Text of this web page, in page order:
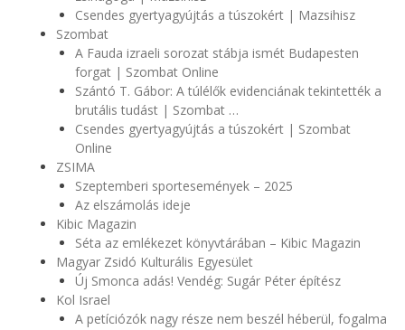
Csendes gyertyagyújtás a túszokért | Mazsihisz
Szombat
A Fauda izraeli sorozat stábja ismét Budapesten
forgat | Szombat Online
Szántó T. Gábor: A túlélők evidenciának tekintették a
brutális tudást | Szombat …
Csendes gyertyagyújtás a túszokért | Szombat
Online
ZSIMA
Szeptemberi sportesemények – 2025
Az elszámolás ideje
Kibic Magazin
Séta az emlékezet könyvtárában – Kibic Magazin
Magyar Zsidó Kulturális Egyesület
Új Smonca adás! Vendég: Sugár Péter építész
Kol Israel
A petíciózók nagy része nem beszél héberül, fogalma